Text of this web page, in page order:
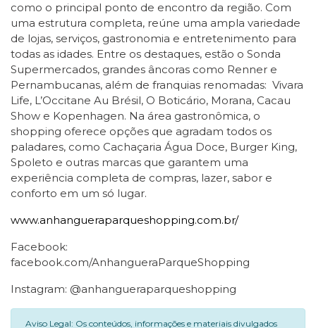
como o principal ponto de encontro da região. Com
uma estrutura completa, reúne uma ampla variedade
de lojas, serviços, gastronomia e entretenimento para
todas as idades. Entre os destaques, estão o Sonda
Supermercados, grandes âncoras como Renner e
Pernambucanas, além de franquias renomadas: Vivara
Life, L’Occitane Au Brésil, O Boticário, Morana, Cacau
Show e Kopenhagen. Na área gastronômica, o
shopping oferece opções que agradam todos os
paladares, como Cachaçaria Água Doce, Burger King,
Spoleto e outras marcas que garantem uma
experiência completa de compras, lazer, sabor e
conforto em um só lugar.
www.anhangueraparqueshopping.com.br/
Facebook:
facebook.com/AnhangueraParqueShopping
Instagram: @anhangueraparqueshopping
Aviso Legal: Os conteúdos, informações e materiais divulgados